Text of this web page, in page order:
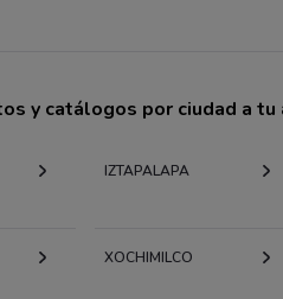
y catálogos por ciudad a tu
IZTAPALAPA
XOCHIMILCO